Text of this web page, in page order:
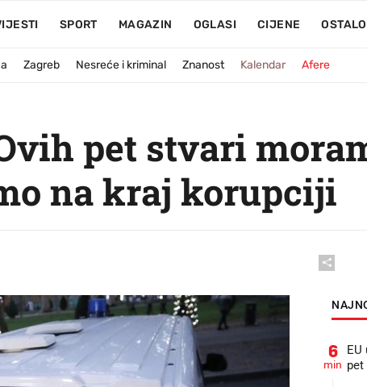
SPORT MAGAZIN OGLASI CIJENE OSTALO
Zagreb Nesreće i kriminal Znanost Kalendar Afere
pet stvari
na kraj korupciji
6
min
EU